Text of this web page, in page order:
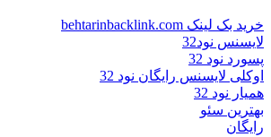
خرید بک لینک behtarinbacklink.com
لایسنس نود32
پسورد نود 32
اوکلی لایسنس رایگان نود 32
همیار نود 32
بهترین سئو
رایگان